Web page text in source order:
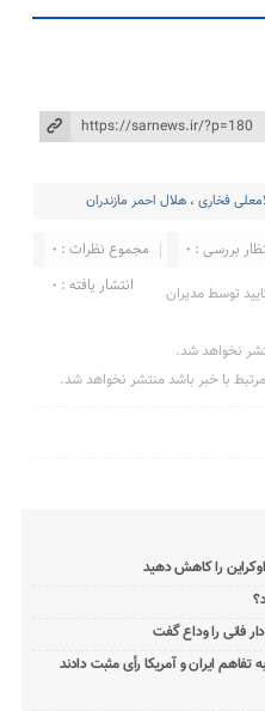
فخاری ،هلال احمر مازندران
مجموع نظرات : 0
بررسی : 0
انتشار یافته : 0
توسط مدیران
نخواهد شد.
با خبر باشد منتشر نخواهد شد.
را کاهش دهید
فانی را وداع گفت
به تفاهم ایران و آمریکا رأی مثبت دادند